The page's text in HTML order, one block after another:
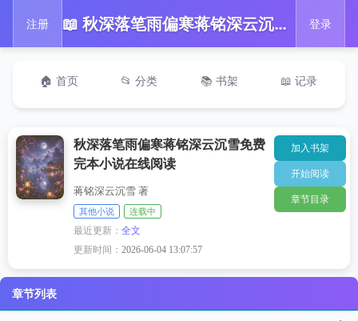
注册 📖 秋深落笔雨偏寒蒋铭深云沉雪免费完本小说在线阅读 登录
🏠 首页 📂 分类 📚 书架 📖 记录
秋深落笔雨偏寒蒋铭深云沉雪免费
完本小说在线阅读
蒋铭深云沉雪 著
其他小说 连载中
最近更新：全文
更新时间：2026-06-04 13:07:57
加入书架
开始阅读
章节目录
章节列表